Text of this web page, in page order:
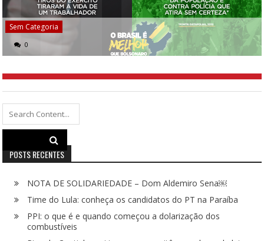
Sem Categoria
0
Search
for:
POSTS RECENTES
NOTA DE SOLIDARIEDADE – Dom Aldemiro Sena￼
Time do Lula: conheça os candidatos do PT na Paraíba
PPI: o que é e quando começou a dolarização dos
combustíveis